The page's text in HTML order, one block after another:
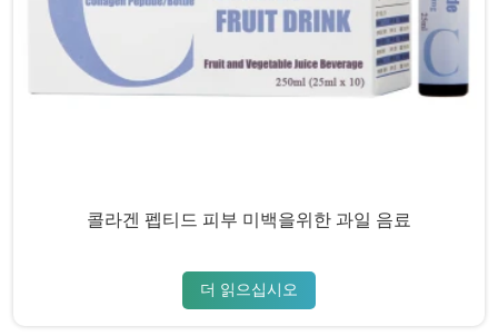
콜라겐 펩티드 피부 미백을위한 과일 음료
더 읽으십시오